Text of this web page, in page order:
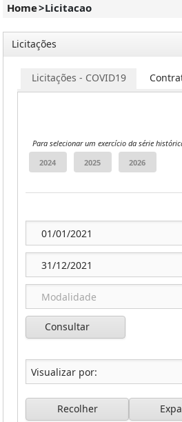
Home>Licitacao
Licitações
Licitações - COVID19
Para selecionar um exercício da série
Consultar
Recolher